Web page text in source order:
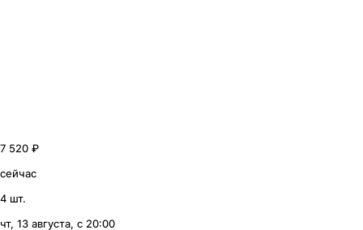
7 520 ₽
сейчас
4 шт.
чт, 13 августа, с 20:00